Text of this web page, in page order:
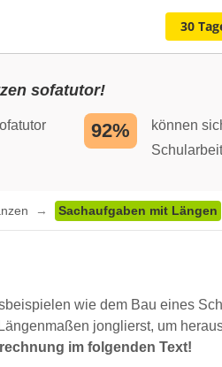
30
sofatutor!
92%
können
Sachaufgaben mit Längen
wie dem Bau eines
jonglierst, um
im folgenden Text!